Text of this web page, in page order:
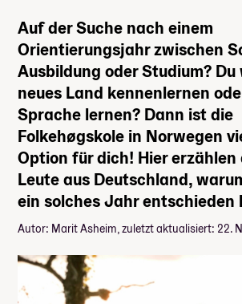
Auf der Suche nach einem
Orientierungsjahr zwischen
Ausbildung oder Studium?
neues Land kennenlernen
Sprache lernen? Dann ist die
Folkehøgskole in Norwegen
Option für dich! Hier erzählen
Leute aus Deutschland,
ein solches Jahr entschieden
Autor: Marit Asheim, zuletzt aktualisiert: 22.